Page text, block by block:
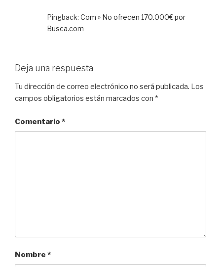
Pingback: Com » No ofrecen 170.000€ por
Busca.com
Deja una respuesta
Tu dirección de correo electrónico no será publicada. Los
campos obligatorios están marcados con *
Comentario *
Nombre *